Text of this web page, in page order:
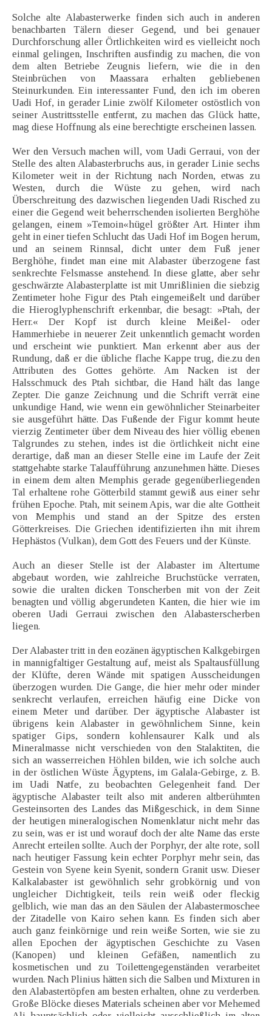
Solche alte Alabasterwerke finden sich auch in anderen
benachbarten Tälern dieser Gegend, und bei genauer
Durchforschung aller Örtlichkeiten wird es vielleicht noch
einmal gelingen, Inschriften ausfindig zu machen, die von
dem alten Betriebe Zeugnis liefern, wie die in den
Steinbrüchen von Maassara erhalten gebliebenen
Steinurkunden. Ein interessanter Fund, den ich im oberen
Uadi Hof, in gerader Linie zwölf Kilometer ostöstlich von
seiner Austrittsstelle entfernt, zu machen das Glück hatte,
mag diese Hoffnung als eine berechtigte erscheinen lassen.
Wer den Versuch machen will, vom Uadi Gerraui, von der
Stelle des alten Alabasterbruchs aus, in gerader Linie sechs
Kilometer weit in der Richtung nach Norden, etwas zu
Westen, durch die Wüste zu gehen, wird nach
Überschreitung des dazwischen liegenden Uadi Risched zu
einer die Gegend weit beherrschenden isolierten Berghöhe
gelangen, einem »Temoin«hügel größter Art. Hinter ihm
geht in einer tiefen Schlucht das Uadi Hof im Bogen herum,
und an seinem Rinnsal, dicht unter dem Fuß jener
Berghöhe, findet man eine mit Alabaster überzogene fast
senkrechte Felsmasse anstehend. In diese glatte, aber sehr
geschwärzte Alabasterplatte ist mit Umrißlinien die siebzig
Zentimeter hohe Figur des Ptah eingemeißelt und darüber
die Hieroglyphenschrift erkennbar, die besagt: »Ptah, der
Herr.« Der Kopf ist durch kleine Meißel- oder
Hammerhiebe in neuerer Zeit unkenntlich gemacht worden
und erscheint wie punktiert. Man erkennt aber aus der
Rundung, daß er die übliche flache Kappe trug, die.zu den
Attributen des Gottes gehörte. Am Nacken ist der
Halsschmuck des Ptah sichtbar, die Hand hält das lange
Zepter. Die ganze Zeichnung und die Schrift verrät eine
unkundige Hand, wie wenn ein gewöhnlicher Steinarbeiter
sie ausgeführt hätte. Das Fußende der Figur kommt heute
vierzig Zentimeter über dem Niveau des hier völlig ebenen
Talgrundes zu stehen, indes ist die örtlichkeit nicht eine
derartige, daß man an dieser Stelle eine im Laufe der Zeit
stattgehabte starke Talaufführung anzunehmen hätte. Dieses
in einem dem alten Memphis gerade gegenüberliegenden
Tal erhaltene rohe Götterbild stammt gewiß aus einer sehr
frühen Epoche. Ptah, mit seinem Apis, war die alte Gottheit
von Memphis und stand an der Spitze des ersten
Götterkreises. Die Griechen identifizierten ihn mit ihrem
Hephästos (Vulkan), dem Gott des Feuers und der Künste.
Auch an dieser Stelle ist der Alabaster im Altertume
abgebaut worden, wie zahlreiche Bruchstücke verraten,
sowie die uralten dicken Tonscherben mit von der Zeit
benagten und völlig abgerundeten Kanten, die hier wie im
oberen Uadi Gerraui zwischen den Alabasterscherben
liegen.
Der Alabaster tritt in den eozänen ägyptischen Kalkgebirgen
in mannigfaltiger Gestaltung auf, meist als Spaltausfüllung
der Klüfte, deren Wände mit spatigen Ausscheidungen
überzogen wurden. Die Gange, die hier mehr oder minder
senkrecht verlaufen, erreichen häufig eine Dicke von
einem Meter und darüber. Der ägyptische Alabaster ist
übrigens kein Alabaster in gewöhnlichem Sinne, kein
spatiger Gips, sondern kohlensaurer Kalk und als
Mineralmasse nicht verschieden von den Stalaktiten, die
sich an wasserreichen Höhlen bilden, wie ich solche auch
in der östlichen Wüste Ägyptens, im Galala-Gebirge, z. B.
im Uadi Natfe, zu beobachten Gelegenheit fand. Der
ägyptische Alabaster teilt also mit anderen altberühmten
Gesteinsorten des Landes das Mißgeschick, in dem Sinne
der heutigen mineralogischen Nomenklatur nicht mehr das
zu sein, was er ist und worauf doch der alte Name das erste
Anrecht erteilen sollte. Auch der Porphyr, der alte rote, soll
nach heutiger Fassung kein echter Porphyr mehr sein, das
Gestein von Syene kein Syenit, sondern Granit usw. Dieser
Kalkalabaster ist gewöhnlich sehr grobkörnig und von
ungleicher Dichtigkeit, teils rein weiß oder fleckig
gelblich, wie man das an den Säulen der Alabastermoschee
der Zitadelle von Kairo sehen kann. Es finden sich aber
auch ganz feinkörnige und rein weiße Sorten, wie sie zu
allen Epochen der ägyptischen Geschichte zu Vasen
(Kanopen) und kleinen Gefäßen, namentlich zu
kosmetischen und zu Toilettengegenständen verarbeitet
wurden. Nach Plinius hätten sich die Salben und Mixturen in
den Alabastertöpfen am besten erhalten, ohne zu verderben.
Große Blöcke dieses Materials scheinen aber vor Mehemed